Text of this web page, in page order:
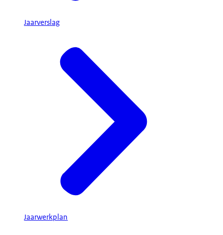
Jaarverslag
Jaarwerkplan